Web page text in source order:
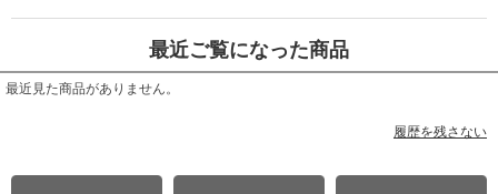
最近ご覧になった商品
最近見た商品がありません。
履歴を残さない